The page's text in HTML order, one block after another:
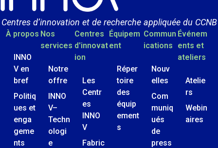
Centres d’innovation et de recherche appliquée du CCNB
À propos
INNO
V en
bref
Politiq
ues et
enga
geme
nts
Nos
services
Notre
offre
INNO
V–
Techn
ologi
e
Centres
d'innovat
ion
Les
Centr
es
INNO
V
Fabric
Équipem
ent
Réper
toire
des
équip
ement
s
Commun
ications
Nouv
elles
Com
muniq
ués
de
press
Événem
ents et
ateliers
Atelie
rs
Webin
aires